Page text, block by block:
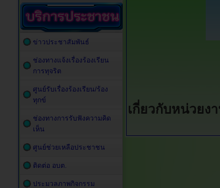
เกี่ยวกับหน่วยง
ข่าวประชาสัมพันธ์
ช่องทางแจ้งเรื่องร้องเรียน
การทุจริต
ศูนย์รับเรื่องร้องเรียน/ร้อง
ทุกข์
ช่องทางการรับฟังความคิด
เห็น
ศูนย์ช่วยเหลือประชาชน
ติดต่อ อบต.
ประมวลภาพกิจกรรม